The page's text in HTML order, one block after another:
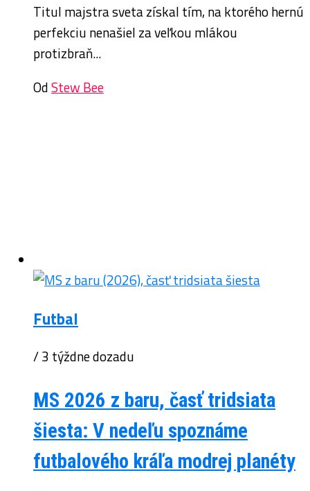
Titul majstra sveta získal tím, na ktorého hernú
perfekciu nenašiel za veľkou mlákou
protizbraň...
OdStew Bee
Futbal
/ 3 týždne dozadu
MS 2026 z baru, časť tridsiata
šiesta: V nedeľu spoznáme
futbalového kráľa modrej planéty